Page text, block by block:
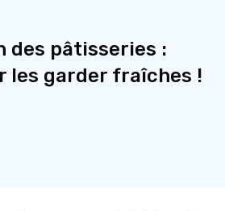
des pâtisseries :
les garder fraîches !